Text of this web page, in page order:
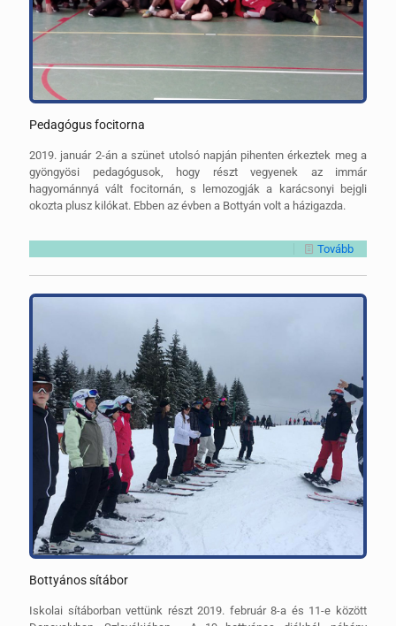
Pedagógus focitorna
2019. január 2-án a szünet utolsó napján pihenten érkeztek meg a
gyöngyösi pedagógusok, hogy részt vegyenek az immár
hagyománnyá vált focitornán, s lemozogják a karácsonyi bejgli
okozta plusz kilókat. Ebben az évben a Bottyán volt a házigazda.
Tovább
Bottyános sítábor
Iskolai sítáborban vettünk részt 2019. február 8-a és 11-e között